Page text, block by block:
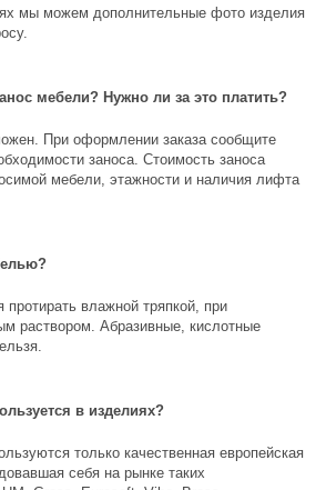
мы можем дополнительные фото изделия
мебели? Нужно ли за это платить?
При оформлении заказа сообщите
заноса. Стоимость заноса
мебели, этажности и наличия лифта
влажной тряпкой, при
раствором. Абразивные, кислотные
в изделиях?
только качественная европейская
себя на рынке таких